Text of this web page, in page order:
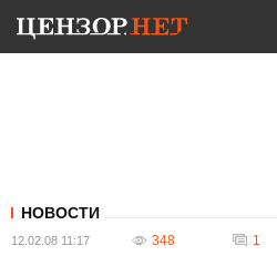
НОВОСТИ
12.02.08 11:17 348 1